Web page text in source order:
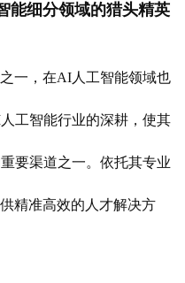
能细分领域的猎头精英
一，在AI人工智能领域也
工智能行业的深耕，使其
要渠道之一。依托其专业
精准高效的人才解决方